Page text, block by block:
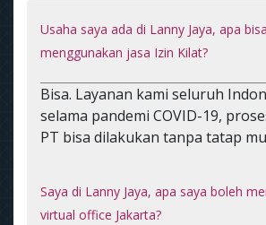
Usaha saya ada di Lanny Jaya, apa bisa
menggunakan jasa Izin Kilat?
Bisa. Layanan kami seluruh
selama pandemi COVID-19,
PT bisa dilakukan tanpa tatap
Saya di Lanny Jaya, apa saya boleh
virtual office Jakarta?